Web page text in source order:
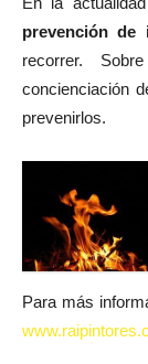
prevención de
recorrer.
concienciación
prevenirlos.
Para más